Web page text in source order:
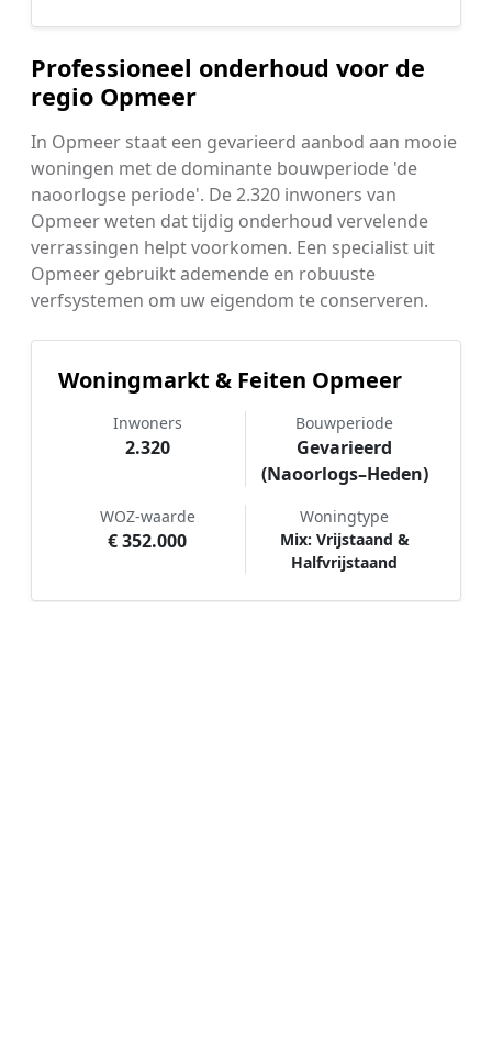
Professioneel onderhoud voor de
regio Opmeer
In Opmeer staat een gevarieerd aanbod aan mooie
woningen met de dominante bouwperiode 'de
naoorlogse periode'. De 2.320 inwoners van
Opmeer weten dat tijdig onderhoud vervelende
verrassingen helpt voorkomen. Een specialist uit
Opmeer gebruikt ademende en robuuste
verfsystemen om uw eigendom te conserveren.
Woningmarkt & Feiten Opmeer
Inwoners
2.320
Bouwperiode
Gevarieerd
(Naoorlogs–Heden)
WOZ-waarde
€ 352.000
Woningtype
Mix: Vrijstaand &
Halfvrijstaand